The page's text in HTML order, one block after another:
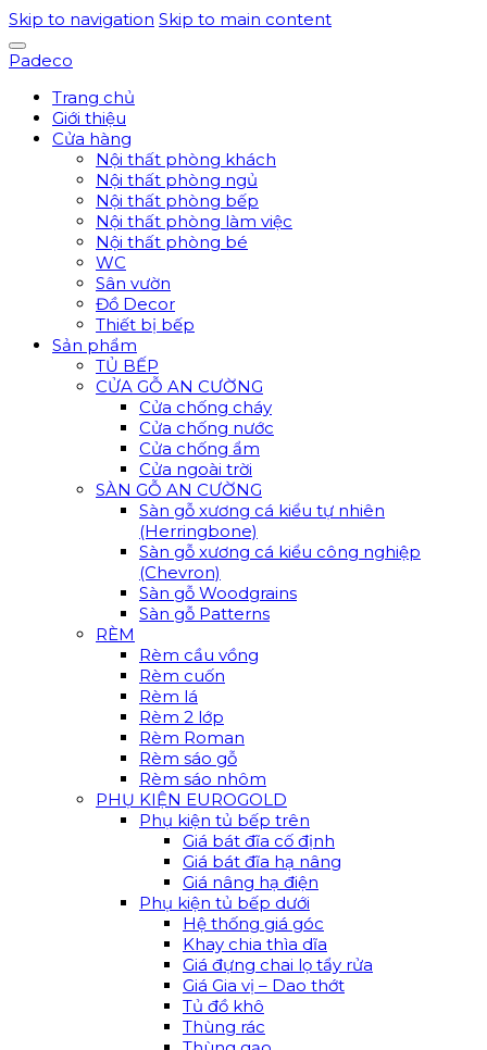
Skip to navigation Skip to main content
Padeco
Trang chủ
Giới thiệu
Cửa hàng
Nội thất phòng khách
Nội thất phòng ngủ
Nội thất phòng bếp
Nội thất phòng làm việc
Nội thất phòng bé
WC
Sân vườn
Đồ Decor
Thiết bị bếp
Sản phẩm
TỦ BẾP
CỬA GỖ AN CƯỜNG
Cửa chống cháy
Cửa chống nước
Cửa chống ẩm
Cửa ngoài trời
SÀN GỖ AN CƯỜNG
Sàn gỗ xương cá kiểu tự nhiên
(Herringbone)
Sàn gỗ xương cá kiểu công nghiệp
(Chevron)
Sàn gỗ Woodgrains
Sàn gỗ Patterns
RÈM
Rèm cầu vồng
Rèm cuốn
Rèm lá
Rèm 2 lớp
Rèm Roman
Rèm sáo gỗ
Rèm sáo nhôm
PHỤ KIỆN EUROGOLD
Phụ kiện tủ bếp trên
Giá bát đĩa cố định
Giá bát đĩa hạ nâng
Giá nâng hạ điện
Phụ kiện tủ bếp dưới
Hệ thống giá góc
Khay chia thìa dĩa
Giá đựng chai lọ tẩy rửa
Giá Gia vị – Dao thớt
Tủ đồ khô
Thùng rác